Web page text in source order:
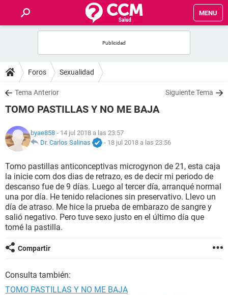
MENU
FOROS
SALUD
NUTRICIÓN
BIENESTAR
SEXUALIDAD
GLOSARIO
Foros Sexualidad
Tema Anterior Siguiente Tema
TOMO PASTILLAS Y NO ME BAJA
byae858 - 14 jul 2018 a las 23:57
Dr. Carlos Salinas
- 18 jul 2018 a las 23:56
Tomo pastillas anticonceptivas microgynon de 21, esta caja
la inicie com dos dias de retrazo, es de decir mi periodo de
descanso fue de 9 días. Luego al tercer día, arranqué normal
una por día. He tenido relaciones sin preservativo. Llevo un
día de atraso. Me hice la prueba de embarazo de sangre y
salió negativo. Pero tuve sexo justo en el último día que
tomé la pastilla.
Compartir
Consulta también:
TOMO PASTILLAS Y NO ME BAJA